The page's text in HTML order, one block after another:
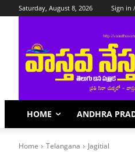
Saturday, August 8, 2026 Sign in
HOME ANDHRA
Home Telangana Jagitial